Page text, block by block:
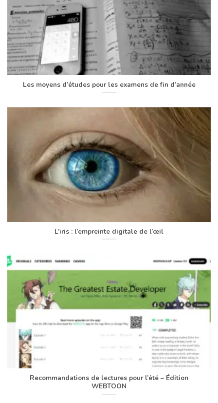
Les moyens d’études pour les examens de fin d’année
L’iris : l’empreinte digitale de l’œil
Recommandations de lectures pour l’été – Édition
WEBTOON